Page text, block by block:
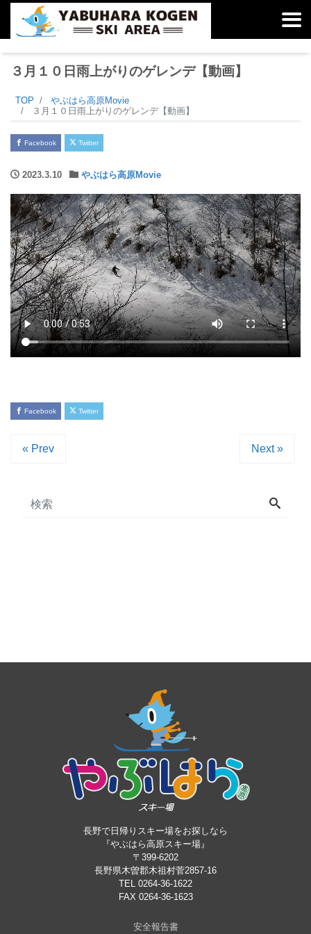
３月１０日雨上がりのゲレンデ【動画】
TOP
やぶはら高原Movie
３月１０日雨上がりのゲレンデ【動画】
Facebook Twitter
2023.3.10 やぶはら高原Movie
Facebook Twitter
« Prev Next »
長野で日帰りスキー場をお探しなら
『やぶはら高原スキー場』
〒399-6202
長野県木曽郡木祖村菅2857-16
TEL 0264-36-1622
FAX 0264-36-1623
安全報告書